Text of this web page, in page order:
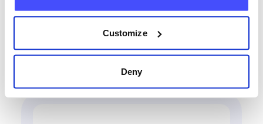
Customize
Deny
Localizar telefone